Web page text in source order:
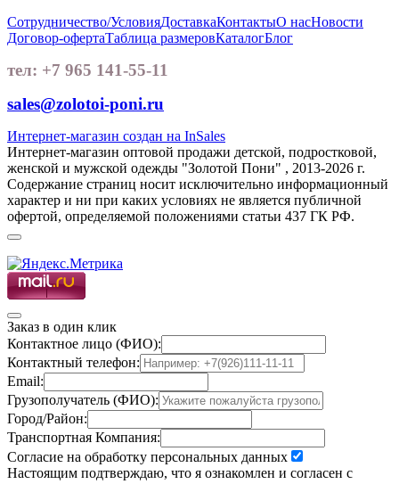
Сотрудничество/УсловияДоставкаКонтактыО насНовости
Договор-офертаТаблица размеровКаталогБлог
тел: +7 965 141-55-11
sales@zolotoi-poni.ru
Интернет-магазин создан на InSales
Интернет-магазин оптовой продажи детской, подростковой,
женской и мужской одежды "Золотой Пони" , 2013-2026 г.
Содержание страниц носит исключительно информационный
характер и ни при каких условиях не является публичной
офертой, определяемой положениями статьи 437 ГК РФ.
Заказ в один клик
Контактное лицо (ФИО):
Контактный телефон:
Email:
Грузополучатель (ФИО):
Город/Район:
Транспортная Компания:
Согласие на обработку персональных данных
Настоящим подтверждаю, что я ознакомлен и согласен с